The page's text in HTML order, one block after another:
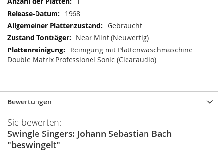
1968
Gebraucht
Near Mint (Neuwertig)
Reinigung mit Plattenwaschmaschine
Double Matrix Professionel Sonic (Clearaudio)
Bewertungen
Sie bewerten:
Swingle Singers: Johann Sebastian Bach
"beswingelt"